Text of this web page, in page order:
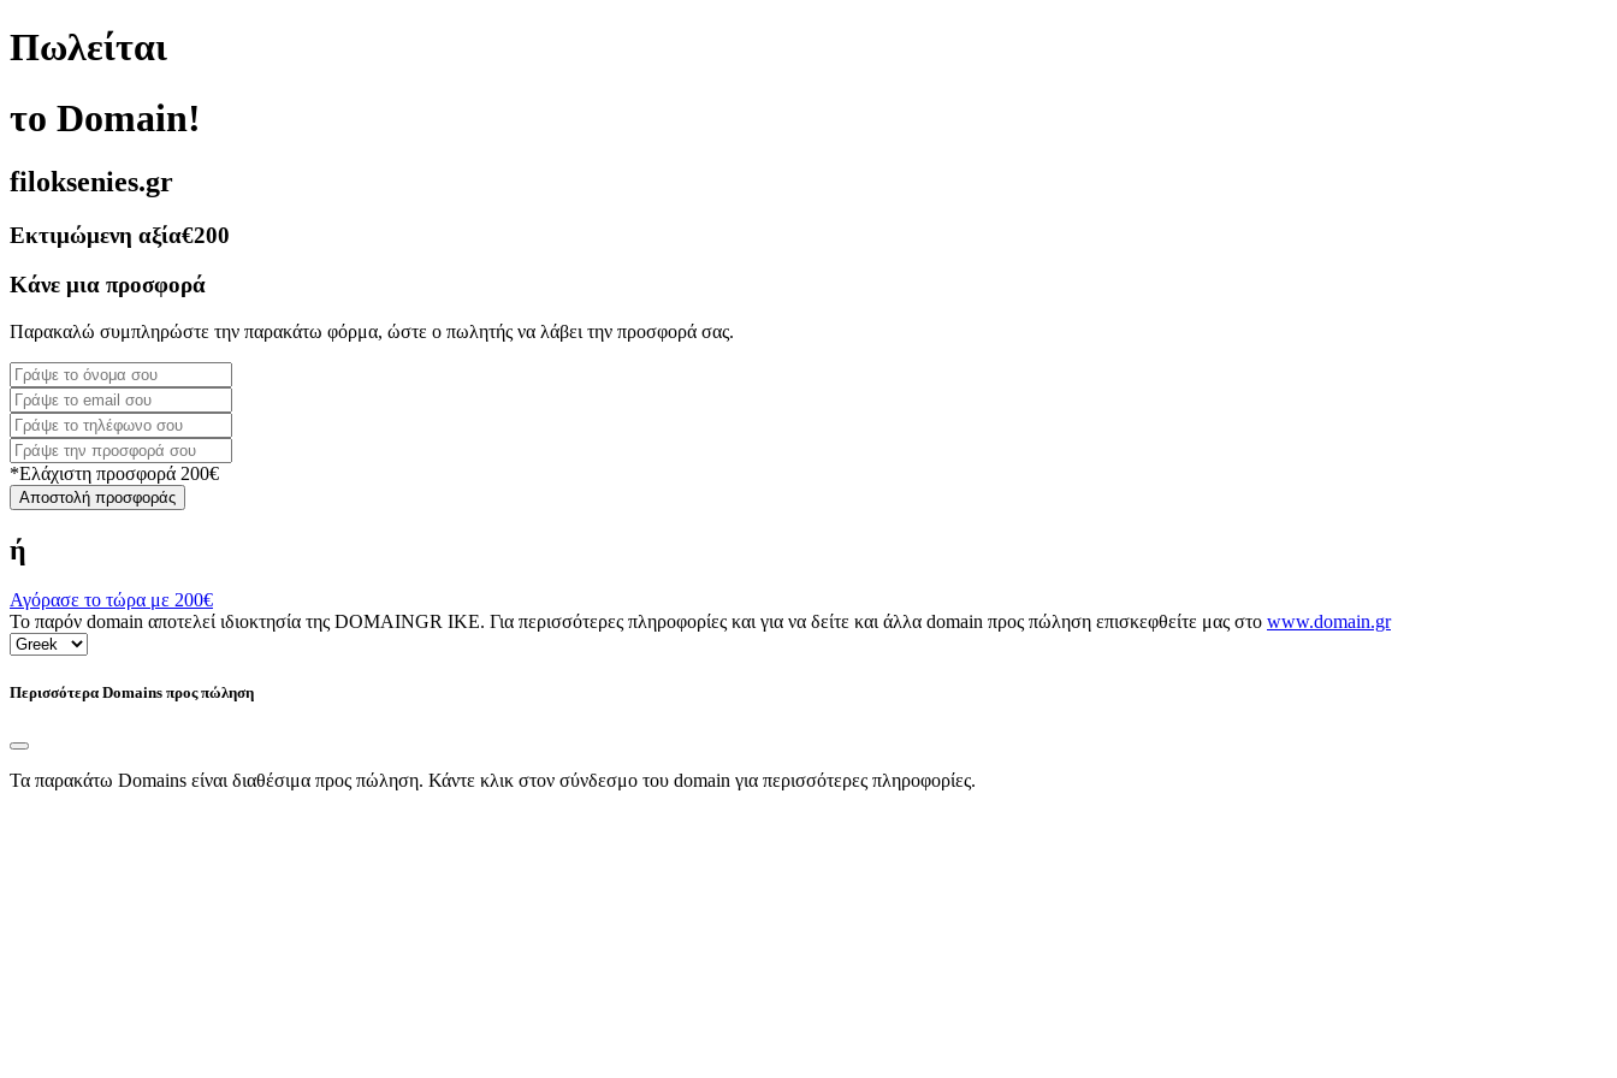
Πωλείται
το Domain!
filoksenies.gr
Εκτιμώμενη αξία€200
Κάνε μια προσφορά
Παρακαλώ συμπληρώστε την παρακάτω φόρμα, ώστε ο πωλητής να λάβει την προσφορά σας.
*Ελάχιστη προσφορά 200€
Αποστολή προσφοράς
ή
Αγόρασε το τώρα με 200€
Το παρόν domain αποτελεί ιδιοκτησία της DOMAINGR ΙΚΕ. Για περισσότερες πληροφορίες και για να δείτε και άλλα domain προς πώληση επισκεφθείτε μας στο www.domain.gr
Περισσότερα Domains προς πώληση
Τα παρακάτω Domains είναι διαθέσιμα προς πώληση. Κάντε κλικ στον σύνδεσμο του domain για περισσότερες πληροφορίες.